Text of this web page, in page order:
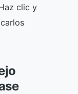
clic y